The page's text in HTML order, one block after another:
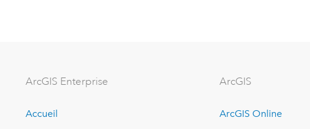
ArcGIS Enterprise
Accueil
ArcGIS
ArcGIS Online